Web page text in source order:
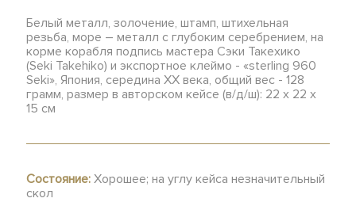
Белый металл, золочение, штамп, штихельная
резьба, море – металл с глубоким серебрением, на
корме корабля подпись мастера Сэки Такехико
(Seki Takehiko) и экспортное клеймо - «sterling 960
Seki», Япония, середина ХХ века, общий вес - 128
грамм, размер в авторском кейсе (в/д/ш): 22 х 22 х
15 см
Состояние: Хорошее; на углу кейса незначительный
скол